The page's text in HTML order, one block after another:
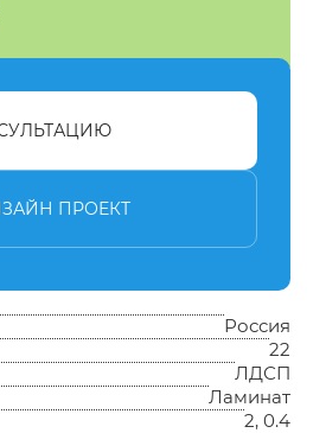
ПРОЕКТ
Россия
22
ЛДСП
Ламинат
2, 0.4